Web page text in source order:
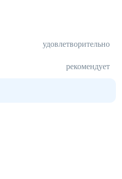
удовлетворительно
рекомендует